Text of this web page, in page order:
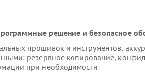
решение и безопасное
прошивок и инструментов,
резервное копирование,
при необходимости